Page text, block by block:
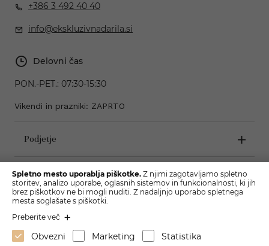
+386 3 492 40 40
info@ekskluzivnadarila.si
Delovni čas
PON.-PET.: 07:30-15:30
Vikendi in prazniki: ZAPRTO
Podjetje
Pogoji poslovanja
Spletno mesto uporablja piškotke. Z njimi zagotavljamo spletno
storitev, analizo uporabe, oglasnih sistemov in funkcionalnosti, ki jih
brez piškotkov ne bi mogli nuditi. Z nadaljnjo uporabo spletnega
mesta soglašate s piškotki.
Preberite več
Obvezni Marketing Statistika